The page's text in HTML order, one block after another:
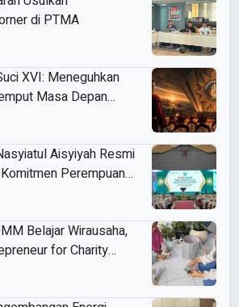
di PTMA
XVI: Meneguhkan
Masa Depan
Aisyiyah Resmi
Perempuan
Belajar Wirausaha,
for Charity